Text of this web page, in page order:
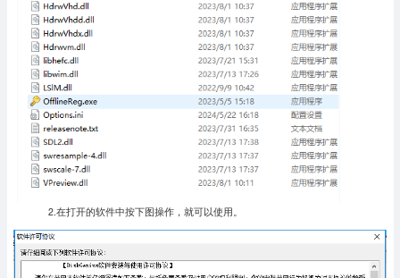
2.在打开的软件中按下图操作，就可以使用。